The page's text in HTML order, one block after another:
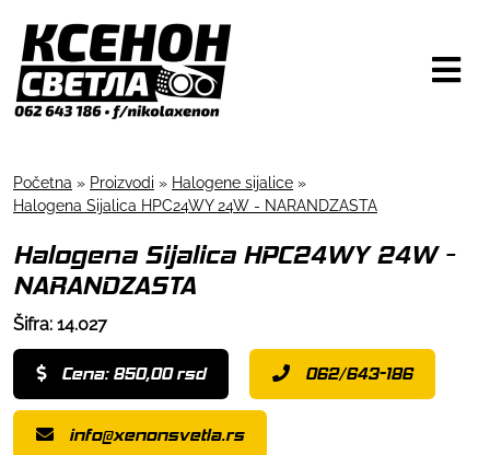
Početna » Proizvodi » Halogene sijalice »
Halogena Sijalica HPC24WY 24W - NARANDZASTA
Halogena Sijalica HPC24WY 24W -
NARANDZASTA
Šifra: 14.027
Cena: 850,00 rsd 062/643-186
info@xenonsvetla.rs